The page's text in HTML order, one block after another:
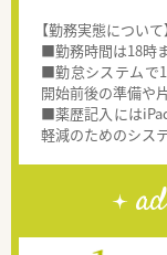
【勤務実態について
■勤務時間は18時
■勤怠システムで
開始前後の準備や
■薬歴記入には
軽減のためのシス